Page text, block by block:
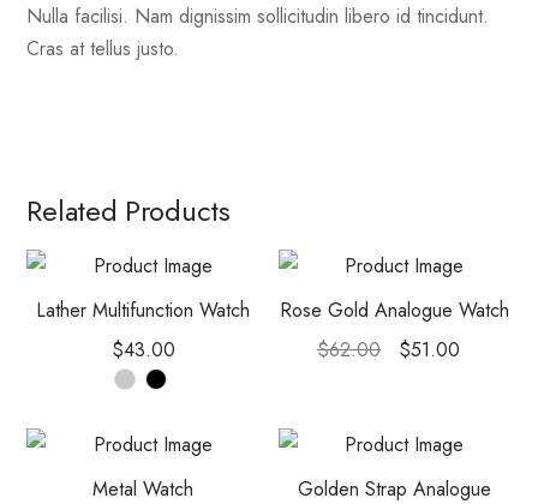
Nulla facilisi. Nam dignissim sollicitudin libero id tincidunt.
Cras at tellus justo.
Related Products
Lather Multifunction Watch
$43.00
Rose Gold Analogue Watch
$62.00 $51.00
Metal Watch
Golden Strap Analogue